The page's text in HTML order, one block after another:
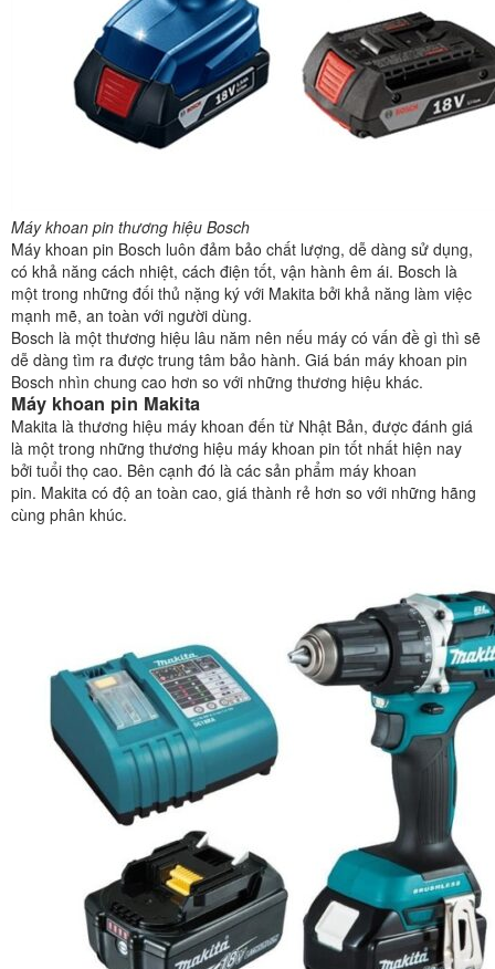
Máy khoan pin thương hiệu Bosch
Máy khoan pin Bosch luôn đảm bảo chất lượng, dễ dàng sử dụng,
có khả năng cách nhiệt, cách điện tốt, vận hành êm ái. Bosch là
một trong những đối thủ nặng ký với Makita bởi khả năng làm việc
mạnh mẽ, an toàn với người dùng.
Bosch là một thương hiệu lâu năm nên nếu máy có vấn đề gì thì sẽ
dễ dàng tìm ra được trung tâm bảo hành. Giá bán máy khoan pin
Bosch nhìn chung cao hơn so với những thương hiệu khác.
Máy khoan pin Makita
Makita là thương hiệu máy khoan đến từ Nhật Bản, được đánh giá
là một trong những thương hiệu máy khoan pin tốt nhất hiện nay
bởi tuổi thọ cao. Bên cạnh đó là các sản phẩm máy khoan
pin. Makita có độ an toàn cao, giá thành rẻ hơn so với những hãng
cùng phân khúc.